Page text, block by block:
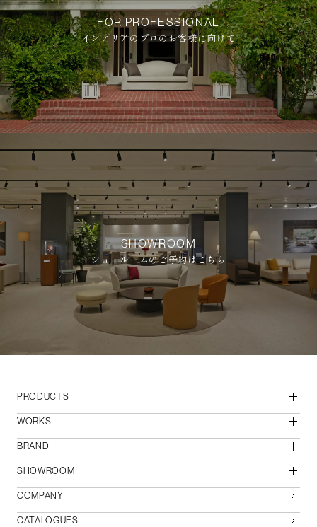
FOR PROFESSIONAL
インテリアのプロのお客様に向けて
SHOWROOM
ショールームのご予約はこちら
PRODUCTS
WORKS
BRAND
SHOWROOM
COMPANY
CATALOGUES